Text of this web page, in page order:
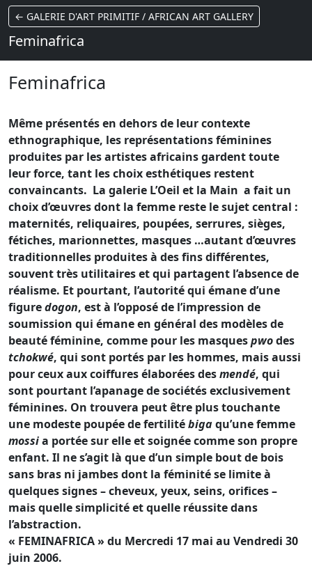
← GALERIE D'ART PRIMITIF / AFRICAN ART GALLERY
Feminafrica
Feminafrica
Même présentés en dehors de leur contexte
ethnographique, les représentations féminines
produites par les artistes africains gardent toute
leur force, tant les choix esthétiques restent
convaincants. La galerie L’Oeil et la Main a fait un
choix d’œuvres dont la femme reste le sujet central :
maternités, reliquaires, poupées, serrures, sièges,
fétiches, marionnettes, masques …autant d’œuvres
traditionnelles produites à des fins différentes,
souvent très utilitaires et qui partagent l’absence de
réalisme. Et pourtant, l’autorité qui émane d’une
figuredogon, est à l’opposé de l’impression de
soumission qui émane en général des modèles de
beauté féminine, comme pour les masquespwodes
tchokwé, qui sont portés par les hommes, mais aussi
pour ceux aux coiffures élaborées desmendé, qui
sont pourtant l’apanage de sociétés exclusivement
féminines. On trouvera peut être plus touchante
une modeste poupée de fertilitébigaqu’une femme
mossia portée sur elle et soignée comme son propre
enfant. Il ne s’agit là que d’un simple bout de bois
sans bras ni jambes dont la féminité se limite à
quelques signes – cheveux, yeux, seins, orifices –
mais quelle simplicité et quelle réussite dans
l’abstraction.
« FEMINAFRICA » du Mercredi 17 mai au Vendredi 30
juin 2006.